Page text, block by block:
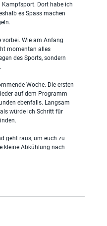
Dort habe ich
es Spass machen
vorbei. Wie am Anfang
momentan alles
des Sports, sondern
Woche. Die ersten
auf dem Programm
ebenfalls. Langsam
würde ich Schritt für
geht raus, um euch zu
kleine Abkühlung nach